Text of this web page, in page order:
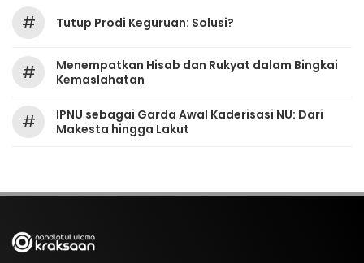
# Tutup Prodi Keguruan: Solusi?
#
Menempatkan Hisab dan Rukyat dalam Bingkai
Kemaslahatan
#
IPNU sebagai Garda Awal Kaderisasi NU: Dari
Makesta hingga Lakut